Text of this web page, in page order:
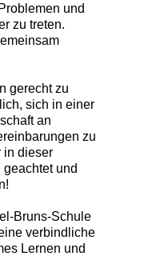
und
zu treten.
gerecht zu
sich in einer
an
zu
in dieser
und
Bruns-Schule
verbindliche
Lernen und